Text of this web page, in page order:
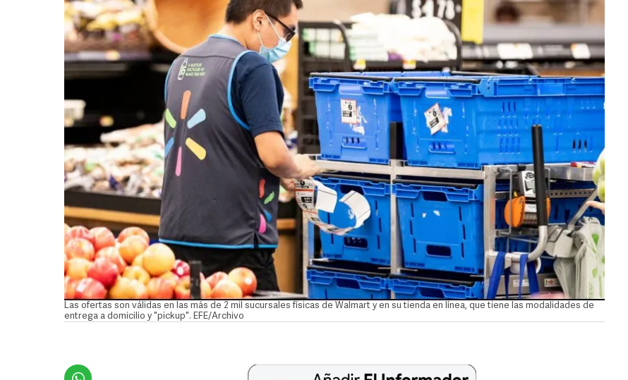
Las ofertas son válidas en las más de 2 mil sucursales físicas de Walmart y en su tienda en línea, que tiene las modalidades de
entrega a domicilio y "pickup". EFE/Archivo